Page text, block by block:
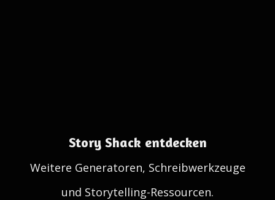
Story Shack entdecken
Weitere Generatoren, Schreibwerkzeuge
und Storytelling-Ressourcen.